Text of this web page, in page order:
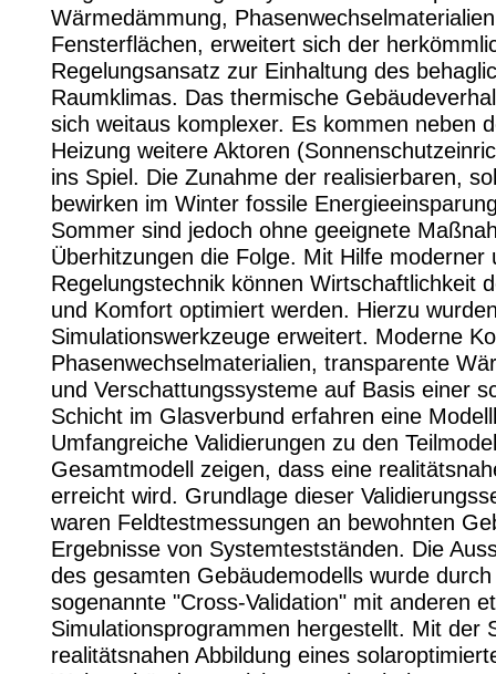
Wärmedämmung,
Fensterflächen, erweitert sich der
Regelungsansatz zur Einhaltung des
Raumklimas. Das thermische
sich weitaus komplexer. Es kommen neben
Heizung weitere Aktoren
ins Spiel. Die Zunahme der realisierbaren,
bewirken im Winter fossile
Sommer sind jedoch ohne geeignete
Überhitzungen die Folge. Mit Hilfe moderner
Regelungstechnik können Wirtschaftlichkeit
und Komfort optimiert werden. Hierzu
Simulationswerkzeuge erweitert. Moderne
Phasenwechselmaterialien, transparente
und Verschattungssysteme auf Basis einer
Schicht im Glasverbund erfahren eine
Umfangreiche Validierungen zu den
Gesamtmodell zeigen, dass eine
erreicht wird. Grundlage dieser
waren Feldtestmessungen an bewohnten
Ergebnisse von Systemtestständen. Die
des gesamten Gebäudemodells wurde
sogenannte "Cross-Validation" mit anderen
Simulationsprogrammen hergestellt. Mit der
realitätsnahen Abbildung eines